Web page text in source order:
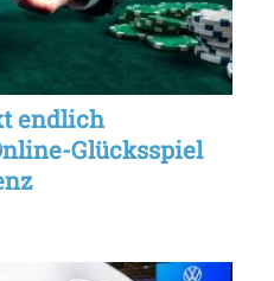
endlich
Glücksspiel